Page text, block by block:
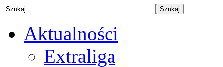
Aktualności
Extraliga